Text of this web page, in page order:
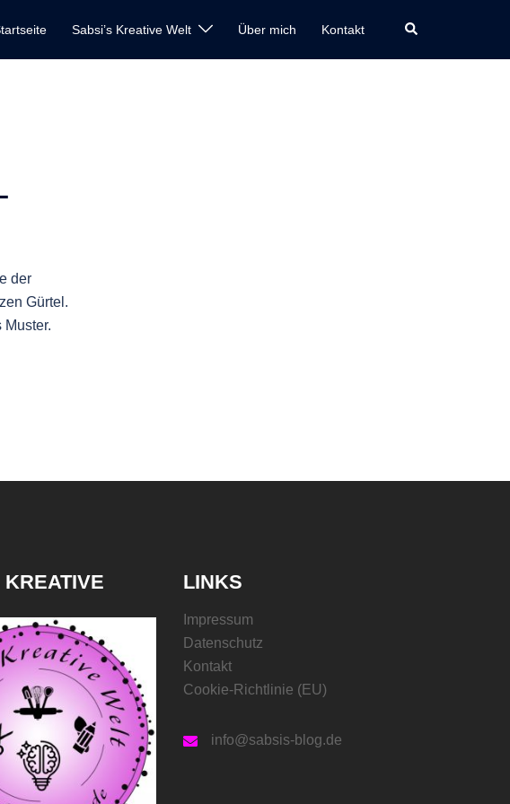
Sabsi’s Kreative Welt Über mich Kontakt Suche
der
Gürtel.
Muster.
KREATIVE
LINKS
Impressum
Datenschutz
Kontakt
Cookie-Richtlinie (EU)
info@sabsis-blog.de